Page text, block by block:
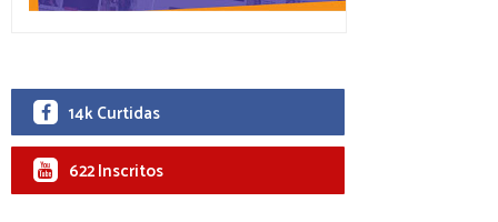
14k Curtidas
622 Inscritos